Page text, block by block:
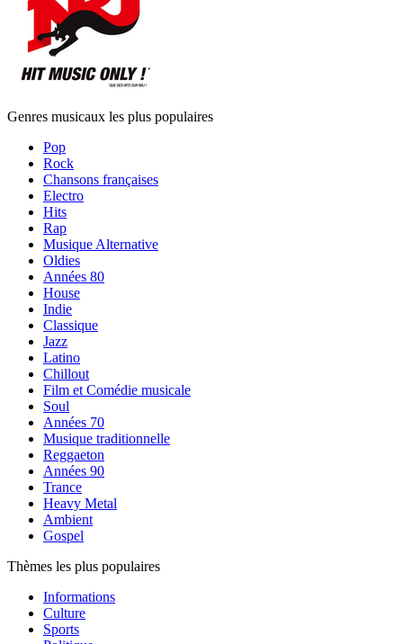
Genres musicaux les plus populaires
Pop
Rock
Chansons françaises
Electro
Hits
Rap
Musique Alternative
Oldies
Années 80
House
Indie
Classique
Jazz
Latino
Chillout
Film et Comédie musicale
Soul
Années 70
Musique traditionnelle
Reggaeton
Années 90
Trance
Heavy Metal
Ambient
Gospel
Thèmes les plus populaires
Informations
Culture
Sports